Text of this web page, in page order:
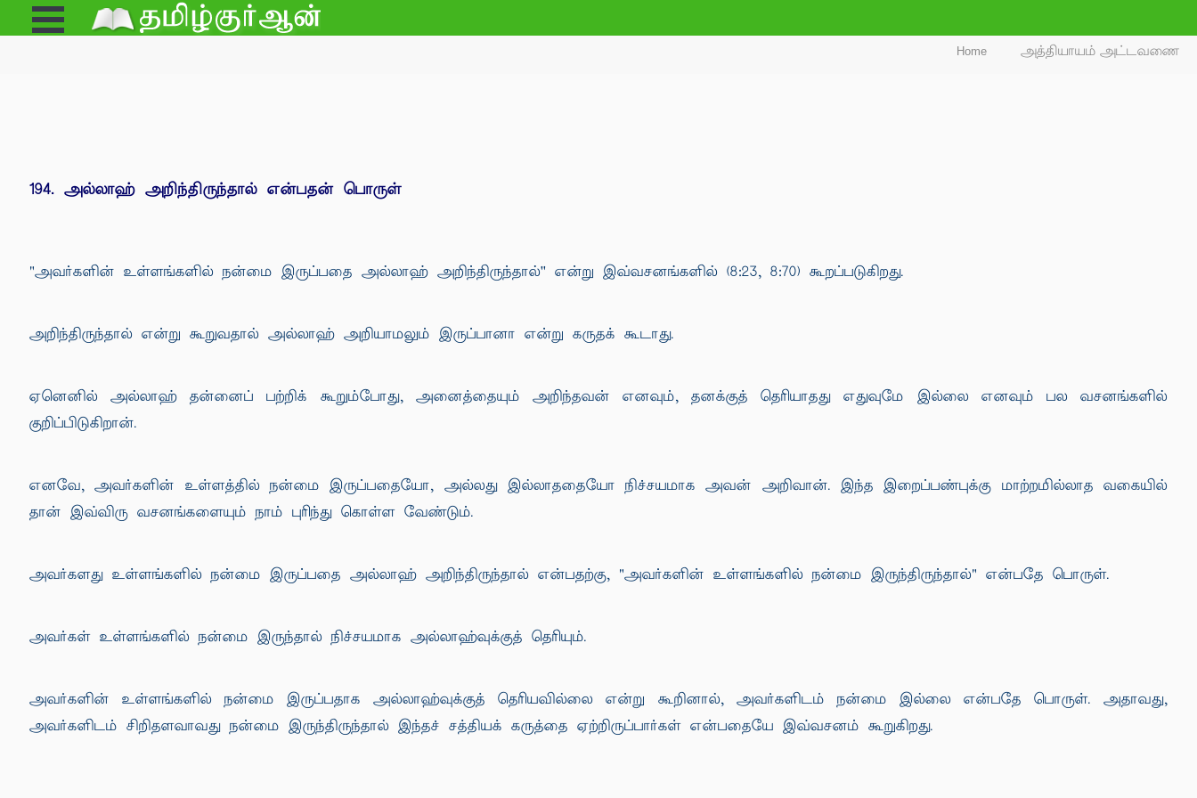
Open
Menu
Home அத்தியாயம் அட்டவணை
194. அல்லாஹ் அறிந்திருந்தால் என்பதன் பொருள்
"அவர்களின் உள்ளங்களில் நன்மை இருப்பதை அல்லாஹ் அறிந்திருந்தால்'' என்று இவ்வசனங்களில் (8:23, 8:70) கூறப்படுகிறது.
அறிந்திருந்தால் என்று கூறுவதால் அல்லாஹ் அறியாமலும் இருப்பானா என்று கருதக் கூடாது.
ஏனெனில் அல்லாஹ் தன்னைப் பற்றிக் கூறும்போது, அனைத்தையும் அறிந்தவன் எனவும், தனக்குத் தெரியாதது எதுவுமே இல்லை எனவும் பல வசனங்களில்
குறிப்பிடுகிறான்.
எனவே, அவர்களின் உள்ளத்தில் நன்மை இருப்பதையோ, அல்லது இல்லாததையோ நிச்சயமாக அவன் அறிவான். இந்த இறைப்பண்புக்கு மாற்றமில்லாத வகையில்
தான் இவ்விரு வசனங்களையும் நாம் புரிந்து கொள்ள வேண்டும்.
அவர்களது உள்ளங்களில் நன்மை இருப்பதை அல்லாஹ் அறிந்திருந்தால் என்பதற்கு, "அவர்களின் உள்ளங்களில் நன்மை இருந்திருந்தால்" என்பதே பொருள்.
அவர்கள் உள்ளங்களில் நன்மை இருந்தால் நிச்சயமாக அல்லாஹ்வுக்குத் தெரியும்.
அவர்களின் உள்ளங்களில் நன்மை இருப்பதாக அல்லாஹ்வுக்குத் தெரியவில்லை என்று கூறினால், அவர்களிடம் நன்மை இல்லை என்பதே பொருள். அதாவது,
அவர்களிடம் சிறிதளவாவது நன்மை இருந்திருந்தால் இந்தச் சத்தியக் கருத்தை ஏற்றிருப்பார்கள் என்பதையே இவ்வசனம் கூறுகிறது.